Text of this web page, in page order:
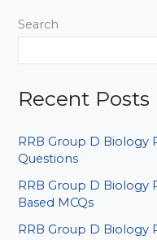
Baar
Gaye
Search
Recent Posts
RRB Group D Biology
Questions
RRB Group D Biology
Based MCQs
RRB Group D Biology